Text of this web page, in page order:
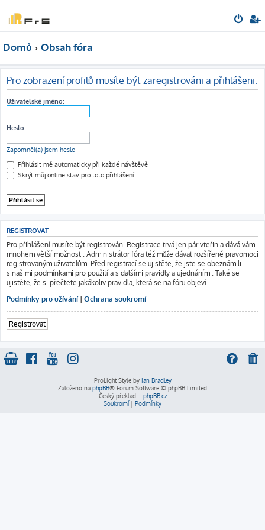
Domů Obsah fóra
Pro zobrazení profilů musíte být zaregistrováni a přihlášeni.
Uživatelské jméno:
Heslo:
Zapomněl(a) jsem heslo
Přihlásit mě automaticky při každé návštěvě
Skrýt můj online stav pro toto přihlášení
REGISTROVAT
Pro přihlášení musíte být registrován. Registrace trvá jen pár vteřin a dává vám
mnohem větší možnosti. Administrátor fóra též může dávat rozšířené pravomoci
registrovaným uživatelům. Před registrací se ujistěte, že jste se obeznámili
s našimi podmínkami pro použití a s dalšími pravidly a ujednáními. Také se
ujistěte, že si přečtete jakákoliv pravidla, která se na fóru objeví.
Podmínky pro užívání| Ochrana soukromí
Registrovat
ProLight Style by Ian Bradley
Založeno na phpBB® Forum Software © phpBB Limited
Český překlad – phpBB.cz
Soukromí| Podmínky